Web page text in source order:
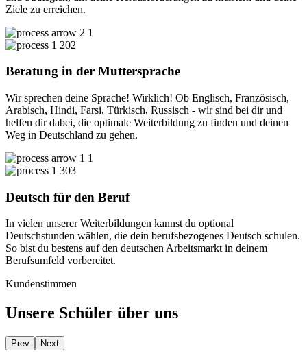
Ziele zu erreichen.
02
Beratung in der Muttersprache
Wir sprechen deine Sprache! Wirklich! Ob Englisch, Französisch,
Arabisch, Hindi, Farsi, Türkisch, Russisch - wir sind bei dir und
helfen dir dabei, die optimale Weiterbildung zu finden und deinen
Weg in Deutschland zu gehen.
03
Deutsch für den Beruf
In vielen unserer Weiterbildungen kannst du optional
Deutschstunden wählen, die dein berufsbezogenes Deutsch schulen.
So bist du bestens auf den deutschen Arbeitsmarkt in deinem
Berufsumfeld vorbereitet.
Kundenstimmen
Unsere Schüler über uns
Prev Next